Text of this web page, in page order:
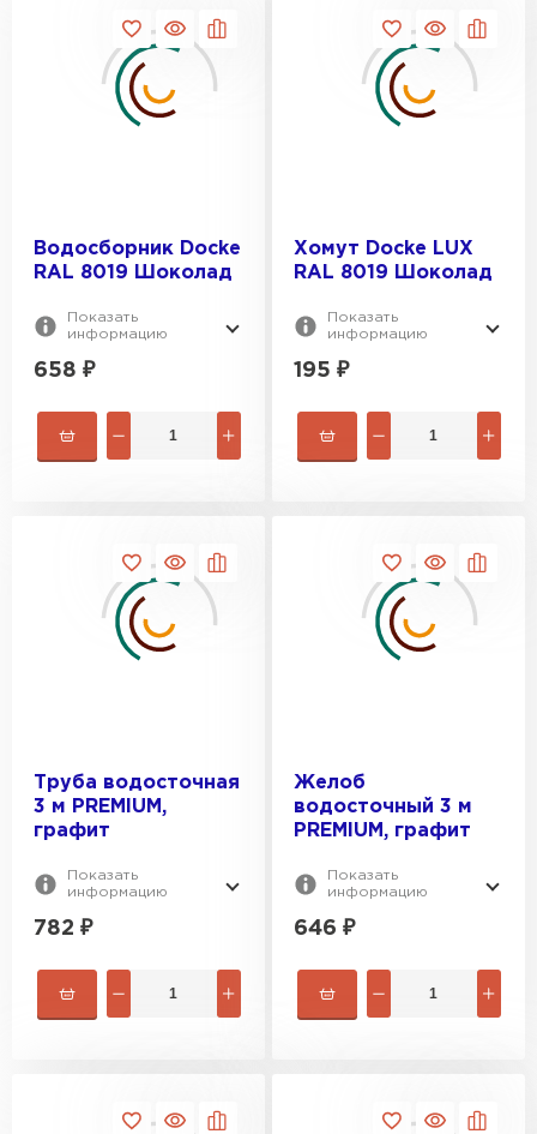
Водосборник Docke
RAL 8019 Шоколад
Показать
информацию
658 ₽
Хомут Docke LUX
RAL 8019 Шоколад
Показать
информацию
195 ₽
Труба водосточная
3 м PREMIUM,
графит
Показать
информацию
782 ₽
Желоб
водосточный 3 м
PREMIUM, графит
Показать
информацию
646 ₽
ПЕРЕЙТИ